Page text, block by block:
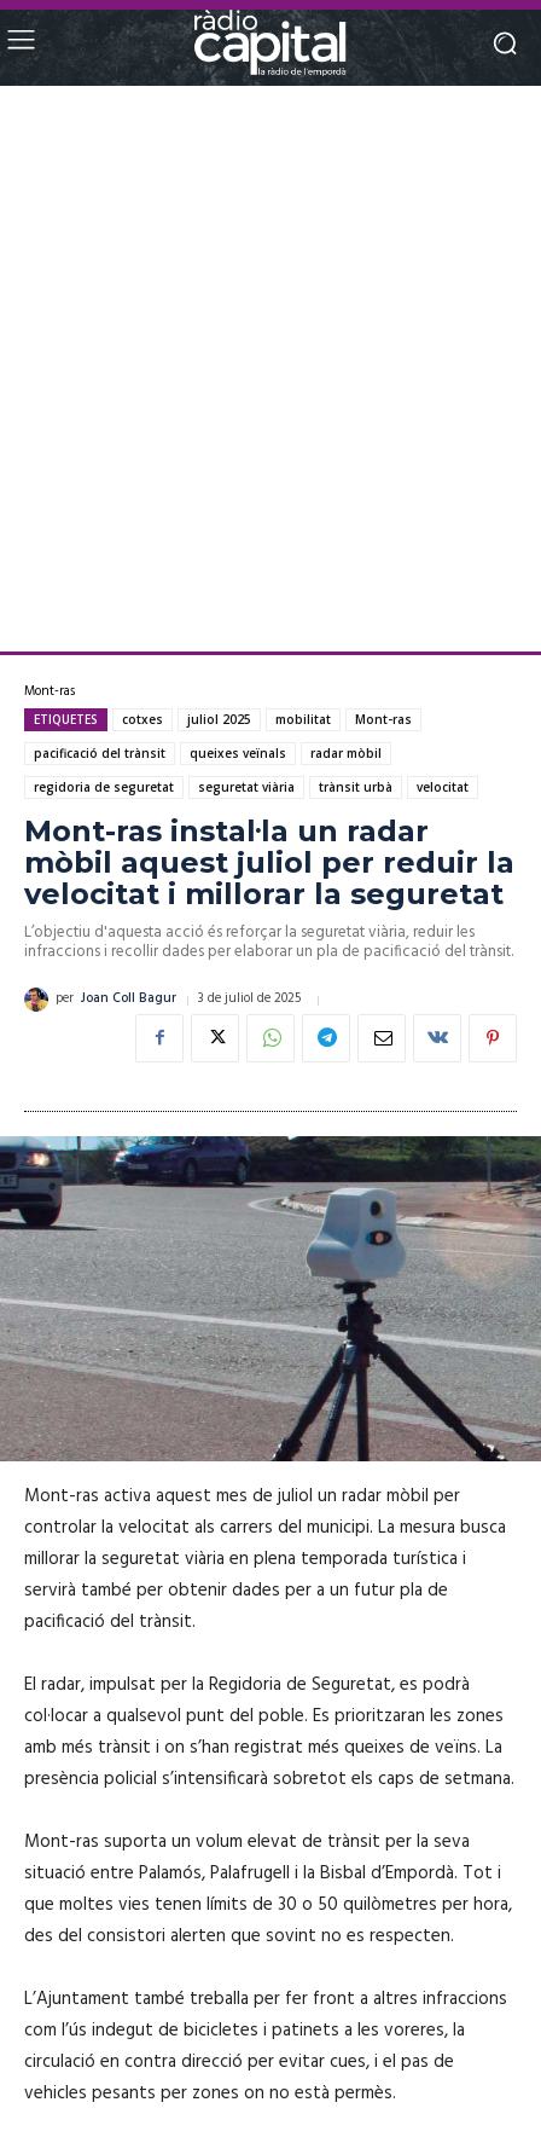
Mont-ras
ETIQUETES cotxes juliol 2025 mobilitat
Mont-ras
pacificació del trànsit
queixes veïnals
radar mòbil
regidoria de seguretat
seguretat viària trànsit urbà velocitat
Mont-ras instal·la un radar
mòbil aquest juliol per reduir la
velocitat i millorar la seguretat
L’objectiu d'aquesta acció és reforçar la seguretat viària, reduir les
infraccions i recollir dades per elaborar un pla de pacificació del trànsit.
per Joan Coll Bagur 3 de juliol de 2025
Mont-ras activa aquest mes de juliol un radar mòbil per
controlar la velocitat als carrers del municipi. La mesura busca
millorar la seguretat viària en plena temporada turística i
servirà també per obtenir dades per a un futur pla de
pacificació del trànsit.
El radar, impulsat per la Regidoria de Seguretat, es podrà
col·locar a qualsevol punt del poble. Es prioritzaran les zones
amb més trànsit i on s’han registrat més queixes de veïns. La
presència policial s’intensificarà sobretot els caps de setmana.
Mont-ras suporta un volum elevat de trànsit per la seva
situació entre Palamós, Palafrugell i la Bisbal d’Empordà. Tot i
que moltes vies tenen límits de 30 o 50 quilòmetres per hora,
des del consistori alerten que sovint no es respecten.
L’Ajuntament també treballa per fer front a altres infraccions
com l’ús indegut de bicicletes i patinets a les voreres, la
circulació en contra direcció per evitar cues, i el pas de
vehicles pesants per zones on no està permès.